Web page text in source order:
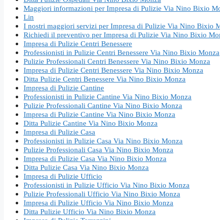
Maggiori informazioni per Impresa di Pulizie Via Nino Bixio
Lin
I nostri maggiori servizi per Impresa di Pulizie Via Nino Bixio
Richiedi il preventivo per Impresa di Pulizie Via Nino Bixio
Impresa di Pulizie Centri Benessere
Professionisti in Pulizie Centri Benessere Via Nino Bixio Monza
Pulizie Professionali Centri Benessere Via Nino Bixio Monza
Impresa di Pulizie Centri Benessere Via Nino Bixio Monza
Ditta Pulizie Centri Benessere Via Nino Bixio Monza
Impresa di Pulizie Cantine
Professionisti in Pulizie Cantine Via Nino Bixio Monza
Pulizie Professionali Cantine Via Nino Bixio Monza
Impresa di Pulizie Cantine Via Nino Bixio Monza
Ditta Pulizie Cantine Via Nino Bixio Monza
Impresa di Pulizie Casa
Professionisti in Pulizie Casa Via Nino Bixio Monza
Pulizie Professionali Casa Via Nino Bixio Monza
Impresa di Pulizie Casa Via Nino Bixio Monza
Ditta Pulizie Casa Via Nino Bixio Monza
Impresa di Pulizie Ufficio
Professionisti in Pulizie Ufficio Via Nino Bixio Monza
Pulizie Professionali Ufficio Via Nino Bixio Monza
Impresa di Pulizie Ufficio Via Nino Bixio Monza
Ditta Pulizie Ufficio Via Nino Bixio Monza